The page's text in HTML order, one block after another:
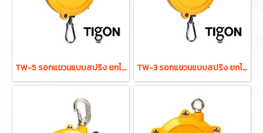
TW-5 รอกแขวนแบบสปริง ยกได้ 2.5-5.0 กก. ระยะยก 1.3 ม. "TIGON" มาตรฐานสากลจากประเทศเกาหลี TW-3 รอกแขวนแบบสปริง ยกได้ 1.0-3.0 กก. ระยะยก 1.3 ม. "TIGON" มาตรฐานสากลจากประเทศเกาหลี